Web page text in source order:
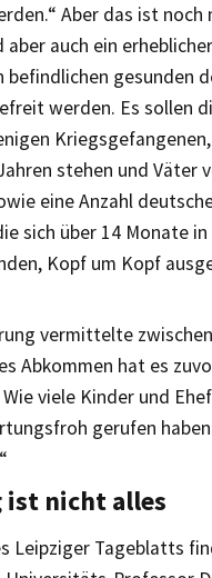
Aber das ist noch
aber auch ein
befindlichen gesunden
werden. Es sollen
stehen und Väter
eine Anzahl
sich über 14 Monate in
Kopf um Kopf
vermittelte
Abkommen hat es
viele Kinder und
gerufen
ist nicht alles
Leipziger Tageblatts